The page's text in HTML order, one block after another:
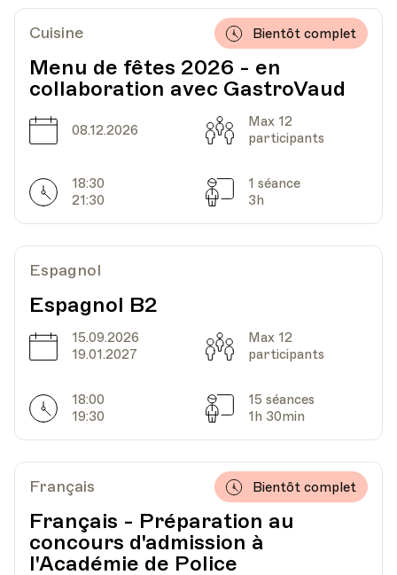
LieuLausanne
Chemin de Beau-Rivage 2
Date13.07.2021 Heure
17.00
Chemin de Beau-Rivage 2
CPO - Centre Pluriculturel d'Ouchy
Chemin de Beau-Rivage 2
Date
15.07.2021 Heure
17.00
Lieu
CPO - Centre Pluriculturel d'Ouchy
Lausanne
Chemin de Beau-Rivage 2
Cuisine
Menu de fêtes 2026 - en
collaboration avec GastroVaud
Bientôt complet
Date
08.12.2026 Capacité
Max 12
participants
Horarires
18:30
21:30
Séances
1 séance
3h
Espagnol
Espagnol B2
Date
15.09.2026
19.01.2027
Capacité
Max 12
participants
Horarires
18:00
19:30
Séances
15 séances
1h 30min
Français
Français - Préparation au
concours d'admission à
l'Académie de Police
Bientôt complet